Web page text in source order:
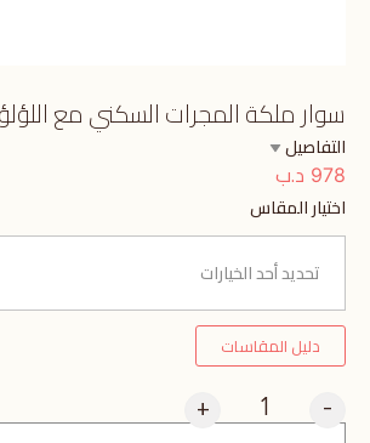
سوار ملكة المجرات السكني مع اللؤلؤ
التفاصيل
978 د.ب
اختيار المقاس
دليل المقاسات
-
+